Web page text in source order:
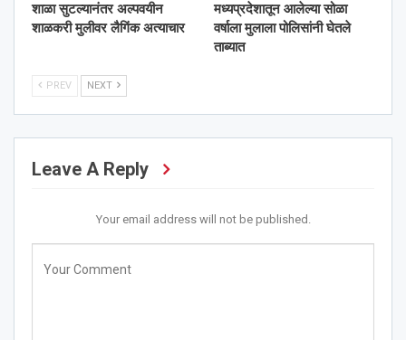
शाळा सुटल्यानंतर अल्पवयीन
शाळकरी मुलीवर लैगिंक अत्याचार
मध्यप्रदेशातून आलेल्या सोळा
वर्षाला मुलाला पोलिसांनी घेतले
ताब्यात
PREV NEXT
Leave A Reply
Your email address will not be published.